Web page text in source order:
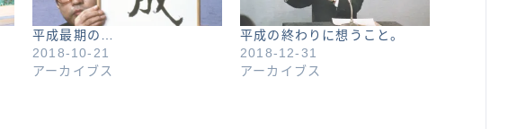
平成最期の…
2018-10-21
アーカイブス
平成の終わりに想うこと。
2018-12-31
アーカイブス